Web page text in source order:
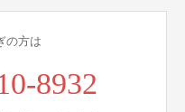
の方は
8932